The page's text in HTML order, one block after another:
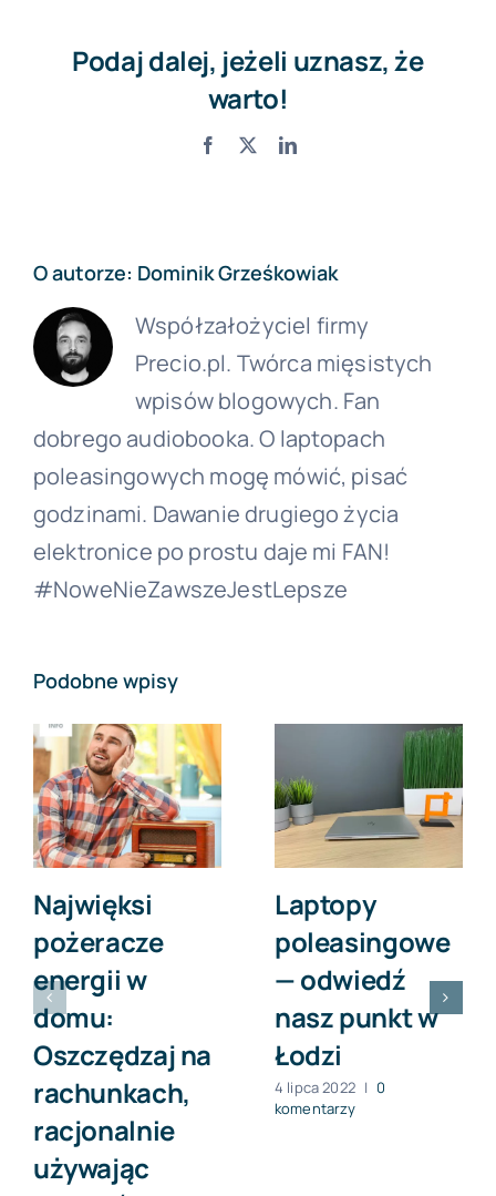
Podaj dalej, jeżeli uznasz, że
warto!
Facebook LinkedIn
O autorze: Dominik Grześkowiak
Współzałożyciel firmy
Precio.pl. Twórca mięsistych
wpisów blogowych. Fan
dobrego audiobooka. O laptopach
poleasingowych mogę mówić, pisać
godzinami. Dawanie drugiego życia
elektronice po prostu daje mi FAN!
#NoweNieZawszeJestLepsze
Podobne wpisy
Najwięksi
pożeracze
energii w
domu:
Oszczędzaj na
rachunkach,
racjonalnie
używając
Laptopy
poleasingowe
— odwiedź
nasz punkt w
Łodzi
4 lipca 2022 | 0
komentarzy